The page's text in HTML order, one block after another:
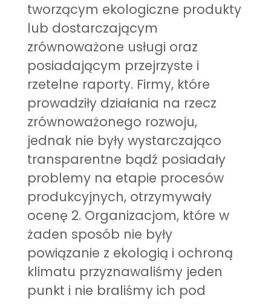
tworzącym ekologiczne produkty
lub dostarczającym
zrównoważone usługi oraz
posiadającym przejrzyste i
rzetelne raporty. Firmy, które
prowadziły działania na rzecz
zrównoważonego rozwoju,
jednak nie były wystarczająco
transparentne bądź posiadały
problemy na etapie procesów
produkcyjnych, otrzymywały
ocenę 2. Organizacjom, które w
żaden sposób nie były
powiązanie z ekologią i ochroną
klimatu przyznawaliśmy jeden
punkt i nie braliśmy ich pod